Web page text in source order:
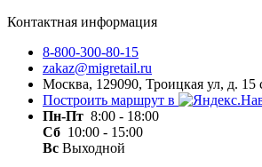
Контактная информация
8-800-300-80-15
zakaz@migretail.ru
Москва, 129090, Троицкая ул, д.
Построить маршрут в
Пн-Пт 8:00 - 18:00
Сб 10:00 - 15:00
Вс Выходной